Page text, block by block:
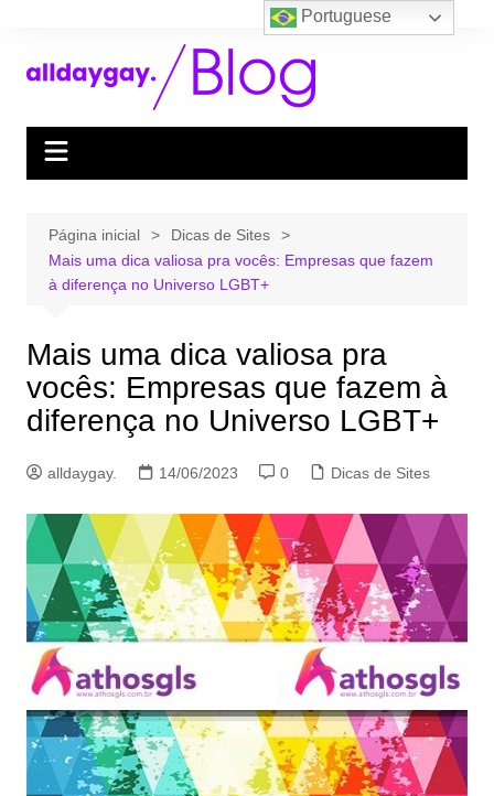
Página inicial
Dicas de Sites
Mais uma dica valiosa pra vocês: Empresas que fazem
à diferença no Universo LGBT+
Mais uma dica valiosa pra
vocês: Empresas que fazem à
diferença no Universo LGBT+
alldaygay. 14/06/2023 0 Dicas de Sites
Portuguese